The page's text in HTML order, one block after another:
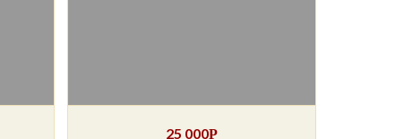
25 000Р